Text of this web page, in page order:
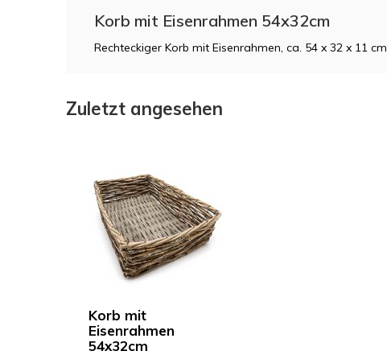
Korb mit Eisenrahmen 54x32cm
Rechteckiger Korb mit Eisenrahmen, ca. 54 x 32 x 11 cm
Zuletzt angesehen
Korb mit
Eisenrahmen
54x32cm